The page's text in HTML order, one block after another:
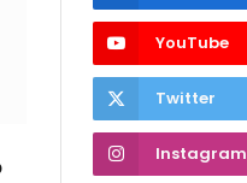
YouTube
Twitter
Instagram